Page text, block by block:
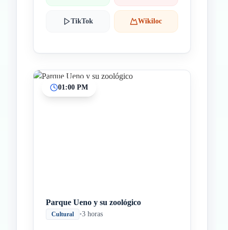
TikTok Wikiloc
01:00 PM
Parque Ueno y su zoológico
Cultural •3 horas